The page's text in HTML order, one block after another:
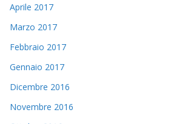
Aprile 2017
Marzo 2017
Febbraio 2017
Gennaio 2017
Dicembre 2016
Novembre 2016